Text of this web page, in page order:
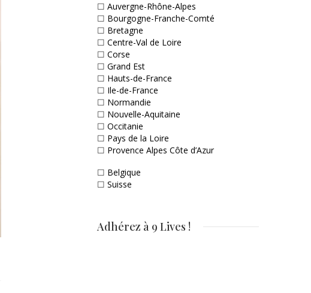
☐ Auvergne-Rhône-Alpes
☐ Bourgogne-Franche-Comté
☐ Bretagne
☐ Centre-Val de Loire
☐ Corse
☐ Grand Est
☐ Hauts-de-France
☐ Ile-de-France
☐ Normandie
☐ Nouvelle-Aquitaine
☐ Occitanie
☐ Pays de la Loire
☐ Provence Alpes Côte d’Azur
☐ Belgique
☐ Suisse
Adhérez à 9 Lives !